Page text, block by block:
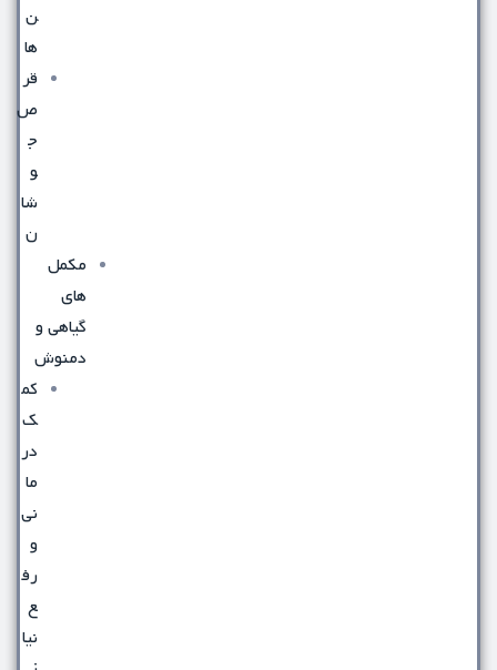
ن
ها
قر
ص
ج
و
شا
ن
مکمل
های
گیاهی و
دمنوش
کم
ک
در
ما
نی
و
رف
ع
نیا